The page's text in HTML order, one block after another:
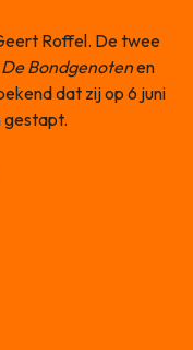
Roffel. De twee
De Bondgenotenen
dat zij op 6 juni
gestapt.